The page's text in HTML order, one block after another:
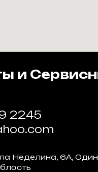
и
2245
Неделина, 6А,